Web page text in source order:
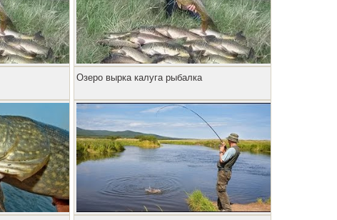
Озеро вырка калуга рыбалка